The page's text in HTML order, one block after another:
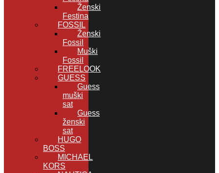
Ženski
Festina
FOSSIL
Ženski
Fossil
Muški
Fossil
FREELOOK
GUESS
Guess
muški
sat
Guess
ženski
sat
HUGO
BOSS
MICHAEL
KORS